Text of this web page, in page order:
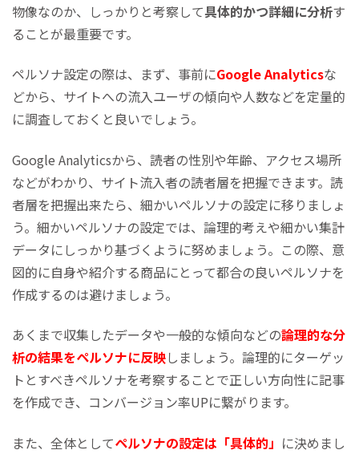
物像なのか、しっかりと考察して具体的かつ詳細に分析す
ることが最重要です。
ペルソナ設定の際は、まず、事前にGoogle Analyticsな
どから、サイトへの流入ユーザの傾向や人数などを定量的
に調査しておくと良いでしょう。
Google Analyticsから、読者の性別や年齢、アクセス場所
などがわかり、サイト流入者の読者層を把握できます。読
者層を把握出来たら、細かいペルソナの設定に移りましょ
う。細かいペルソナの設定では、論理的考えや細かい集計
データにしっかり基づくように努めましょう。この際、意
図的に自身や紹介する商品にとって都合の良いペルソナを
作成するのは避けましょう。
あくまで収集したデータや一般的な傾向などの論理的な分
析の結果をペルソナに反映しましょう。論理的にターゲッ
トとすべきペルソナを考察することで正しい方向性に記事
を作成でき、コンバージョン率UPに繋がります。
また、全体としてペルソナの設定は「具体的」 に決めまし